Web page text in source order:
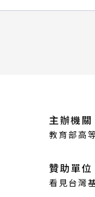
主辦機關
教育部高
贊助單位
看見台灣